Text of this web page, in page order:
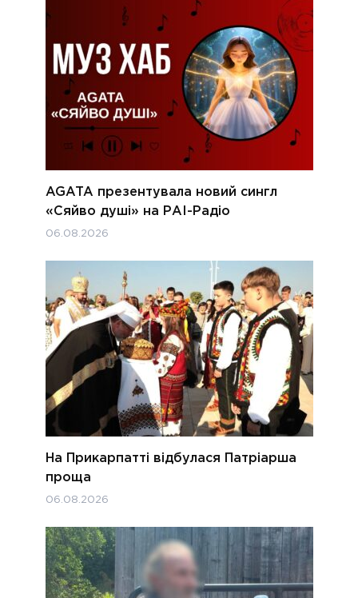
AGATA презентувала новий сингл
«Сяйво душі» на РАІ-Радіо
06.08.2026
На Прикарпатті відбулася Патріарша
проща
06.08.2026